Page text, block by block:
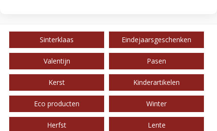
Sinterklaas Eindejaarsgeschenken
Valentijn Pasen
Kerst Kinderartikelen
Eco producten Winter
Herfst Lente